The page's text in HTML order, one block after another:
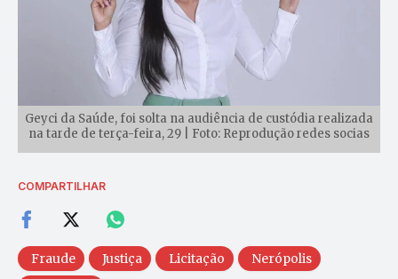
Geyci da Saúde, foi solta na audiência de custódia realizada
na tarde de terça-feira, 29 | Foto: Reprodução redes socias
COMPARTILHAR
Fraude Justiça Licitação
Nerópolis